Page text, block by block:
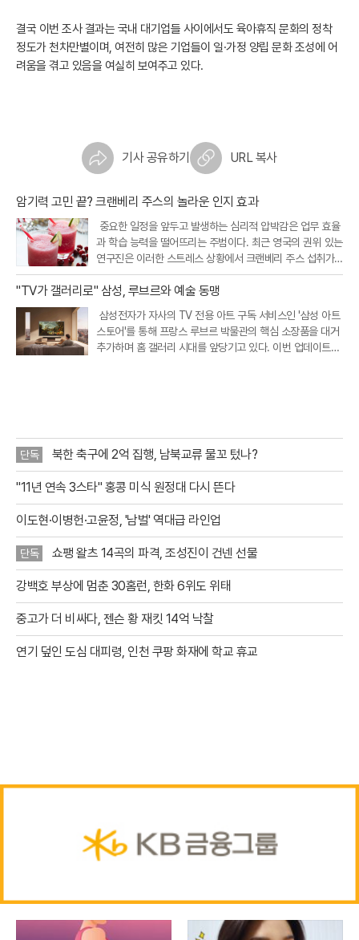
결국 이번 조사 결과는 국내 대기업들 사이에서도 육아휴직 문화의 정착
정도가 천차만별이며, 여전히 많은 기업들이 일·가정 양립 문화 조성에 어
려움을 겪고 있음을 여실히 보여주고 있다.
기사 공유하기 URL 복사
암기력 고민 끝? 크랜베리 주스의 놀라운 인지 효과
중요한 일정을 앞두고 발생하는 심리적 압박감은 업무 효율
과 학습 능력을 떨어뜨리는 주범이다. 최근 영국의 권위 있는
연구진은 이러한 스트레스 상황에서 크랜베리 주스 섭취가
인지 기능을 개선하고 정서적 안정을 돕는다는 흥미로운 연
구 결과를 내놓았다. 크랜베리에 풍부한 특정 항산화 성분이
"TV가 갤러리로" 삼성, 루브르와 예술 동맹
삼성전자가 자사의 TV 전용 아트 구독 서비스인 '삼성 아트
스토어'를 통해 프랑스 루브르 박물관의 핵심 소장품을 대거
추가하며 홈 갤러리 시대를 앞당기고 있다. 이번 업데이트를
단독 북한 축구에 2억 집행, 남북교류 물꼬 텄나?
"11년 연속 3스타" 홍콩 미식 원정대 다시 뜬다
이도현·이병헌·고윤정, '남벌' 역대급 라인업
단독 쇼팽 왈츠 14곡의 파격, 조성진이 건넨 선물
강백호 부상에 멈춘 30홈런, 한화 6위도 위태
중고가 더 비싸다, 젠슨 황 재킷 14억 낙찰
연기 덮인 도심 대피령, 인천 쿠팡 화재에 학교 휴교